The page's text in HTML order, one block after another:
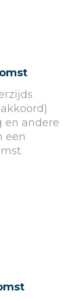
en andere
een